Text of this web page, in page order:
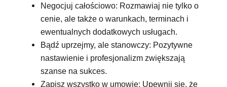
Negocjuj całościowo: Rozmawiaj nie tylko o
cenie, ale także o warunkach, terminach i
ewentualnych dodatkowych usługach.
Bądź uprzejmy, ale stanowczy: Pozytywne
nastawienie i profesjonalizm zwiększają
szanse na sukces.
Zapisz wszystko w umowie: Upewnij się, że